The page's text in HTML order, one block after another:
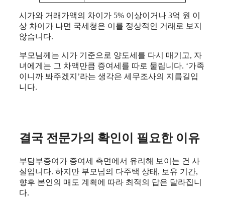
시가와 거래가액의 차이가 5% 이상이거나 3억 원 이
상 차이가 나면 국세청은 이를 정상적인 거래로 보지
않습니다.
부모님께는 시가 기준으로 양도세를 다시 매기고, 자
녀에게는 그 차액만큼 증여세를 따로 물립니다. ‘가족
이니까 봐주겠지’라는 생각은 세무조사의 지름길입
니다.
결국 전문가의 확인이 필요한 이유
부담부증여가 증여세 측면에서 유리해 보이는 건 사
실입니다. 하지만 부모님의 다주택 상태, 보유 기간,
향후 본인의 매도 계획에 따라 최적의 답은 달라집니
다.